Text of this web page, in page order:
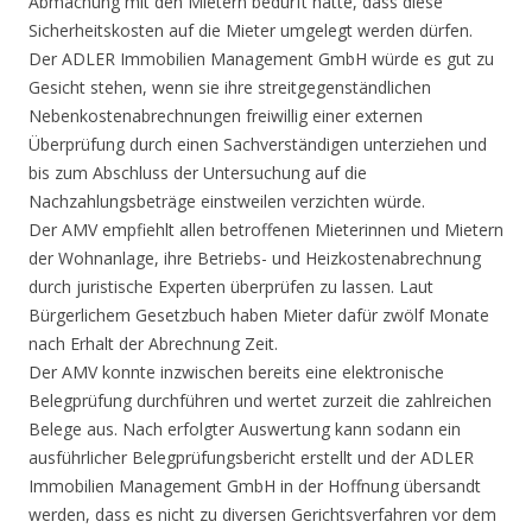
Sicherheitskosten auf die Mieter umgelegt werden dürfen.
Der ADLER Immobilien Management GmbH würde es gut zu
Gesicht stehen, wenn sie ihre streitgegenständlichen
Nebenkostenabrechnungen freiwillig einer externen
Überprüfung durch einen Sachverständigen unterziehen und
bis zum Abschluss der Untersuchung auf die
Nachzahlungsbeträge einstweilen verzichten würde.
Der AMV empfiehlt allen betroffenen Mieterinnen und Mietern
der Wohnanlage, ihre Betriebs- und Heizkostenabrechnung
durch juristische Experten überprüfen zu lassen. Laut
Bürgerlichem Gesetzbuch haben Mieter dafür zwölf Monate
nach Erhalt der Abrechnung Zeit.
Der AMV konnte inzwischen bereits eine elektronische
Belegprüfung durchführen und wertet zurzeit die zahlreichen
Belege aus. Nach erfolgter Auswertung kann sodann ein
ausführlicher Belegprüfungsbericht erstellt und der ADLER
Immobilien Management GmbH in der Hoffnung übersandt
werden, dass es nicht zu diversen Gerichtsverfahren vor dem